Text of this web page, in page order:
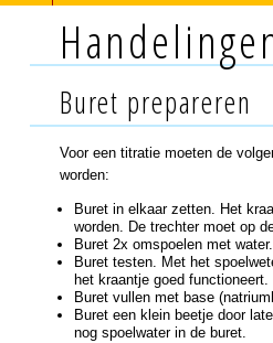
Buret prepareren
Voor een titratie moeten de
worden:
Buret in elkaar zetten. Het
worden. De trechter moet op
Buret 2x omspoelen met water.
Buret testen. Met het
het kraantje goed functioneert.
Buret vullen met base
Buret een klein beetje door
nog spoelwater in de buret.